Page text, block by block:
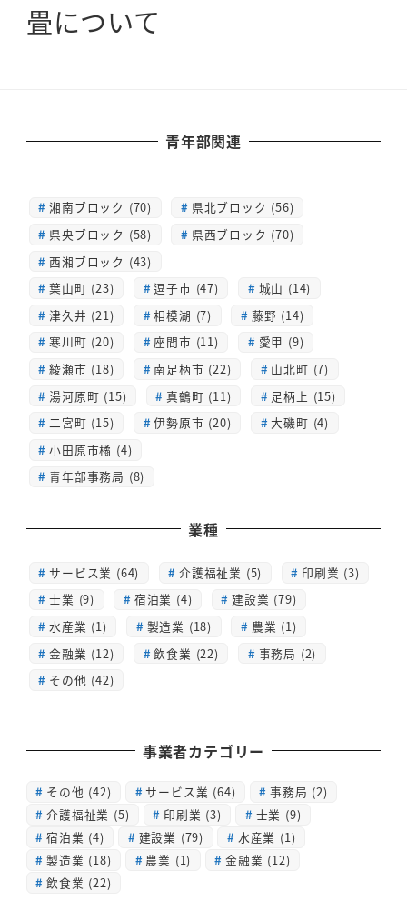
畳について
青年部関連
湘南ブロック (70)
県北ブロック (56)
県央ブロック (58)
県西ブロック (70)
西湘ブロック (43)
葉山町 (23)
逗子市 (47)
城山 (14)
津久井 (21)
相模湖 (7)
藤野 (14)
寒川町 (20)
座間市 (11)
愛甲 (9)
綾瀬市 (18)
南足柄市 (22)
山北町 (7)
湯河原町 (15)
真鶴町 (11)
足柄上 (15)
二宮町 (15)
伊勢原市 (20)
大磯町 (4)
小田原市橘 (4)
青年部事務局 (8)
業種
サービス業 (64) 介護福祉業 (5)
印刷業 (3)
士業 (9)
宿泊業 (4)
建設業 (79)
水産業 (1)
製造業 (18)
農業 (1)
金融業 (12)
飲食業 (22)
事務局 (2)
その他 (42)
事業者カテゴリー
その他 (42) サービス業 (64) 事務局 (2)
介護福祉業 (5) 印刷業 (3) 士業 (9)
宿泊業 (4) 建設業 (79) 水産業 (1)
製造業 (18) 農業 (1) 金融業 (12)
飲食業 (22)